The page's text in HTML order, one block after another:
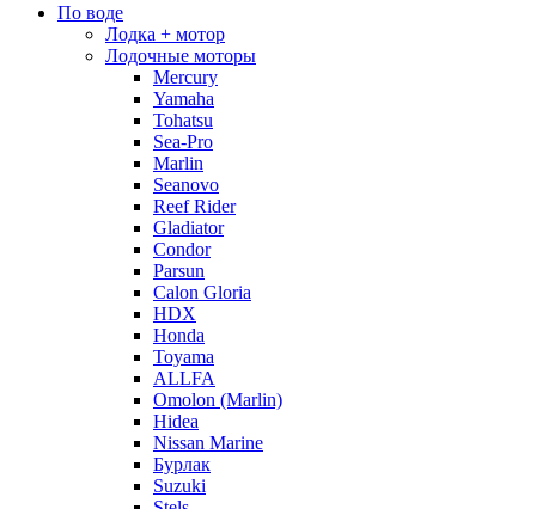
По воде
Лодка + мотор
Лодочные моторы
Mercury
Yamaha
Tohatsu
Sea-Pro
Marlin
Seanovo
Reef Rider
Gladiator
Condor
Parsun
Calon Gloria
HDX
Honda
Toyama
ALLFA
Omolon (Marlin)
Hidea
Nissan Marine
Бурлак
Suzuki